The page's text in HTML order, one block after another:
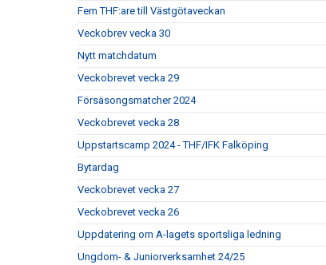
Fem THF:are till Västgötaveckan
Veckobrev vecka 30
Nytt matchdatum
Veckobrevet vecka 29
Försäsongsmatcher 2024
Veckobrevet vecka 28
Uppstartscamp 2024 - THF/IFK Falköping
Bytardag
Veckobrevet vecka 27
Veckobrevet vecka 26
Uppdatering om A-lagets sportsliga ledning
Ungdom- & Juniorverksamhet 24/25